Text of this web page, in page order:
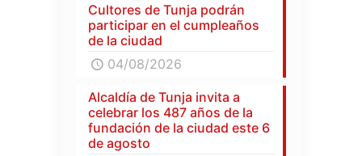
Cultores de Tunja podrán
participar en el cumpleaños
de la ciudad
04/08/2026
Alcaldía de Tunja invita a
celebrar los 487 años de la
fundación de la ciudad este 6
de agosto